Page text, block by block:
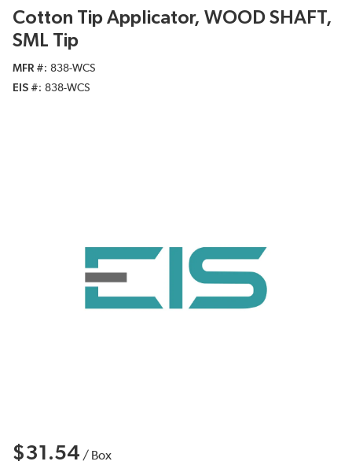
Cotton Tip Applicator, WOOD SHAFT,
SML Tip
MFR #
838-WCS
EIS #
838-WCS
$31.54 / Box